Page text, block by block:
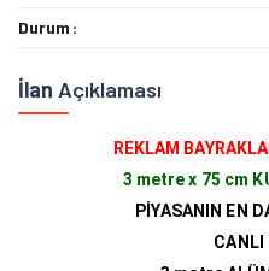
Durum
İlan Açıklaması
REKLAM
3 metre x 75 cm
PİYASANIN EN
CANLI